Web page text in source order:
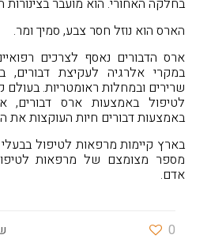
הארס הוא נוזל חסר צבע, סמיך ומר.
ארס הדבורים נאסף לצרכים
במקרי אלרגיה לעקיצת דבורים,
שרירים ובמחלות ראומטריות. בעולם
לטיפול באמצעות ארס
באמצעות דבורים חיות העוקצות את
בארץ קיימות מרפאות לטיפול
מספר מצומצם של מרפאות
אדם.
0